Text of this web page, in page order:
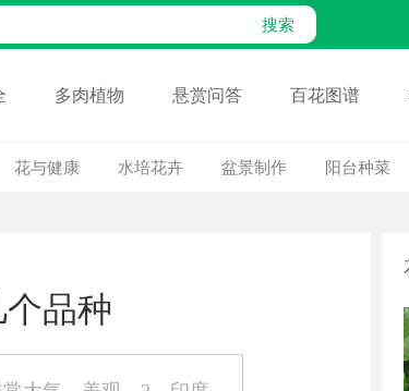
多肉植物 悬赏问答 百花图谱
花与健康 水培花卉 盆景制作 阳台种菜
品种